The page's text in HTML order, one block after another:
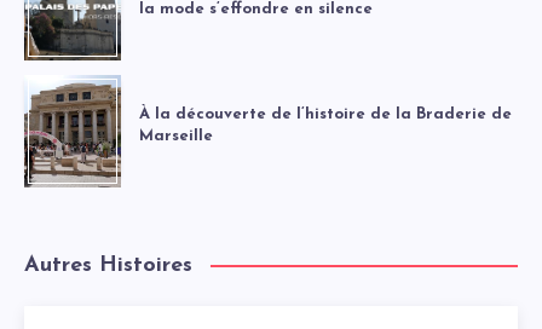
la mode s’effondre en silence
À la découverte de l’histoire de la Braderie de
Marseille
Autres Histoires